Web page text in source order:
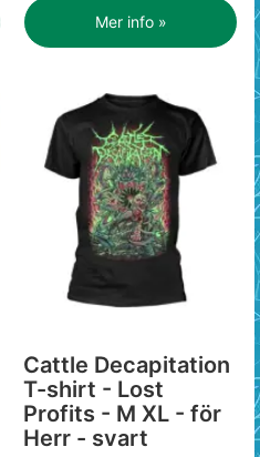
Mer info »
Cattle Decapitation
T-shirt - Lost
Profits - M XL - för
Herr - svart